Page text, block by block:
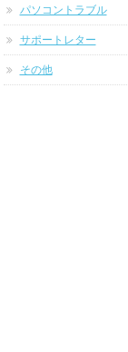
パソコントラブル
サポートレター
その他